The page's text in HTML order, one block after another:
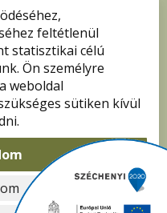
+36-20/215-7475
KÖVESS MINKET!
© Fundamentum Kft.
feltétlenül
statisztikai célú
Ön személyre
weboldal
sütiken kívül